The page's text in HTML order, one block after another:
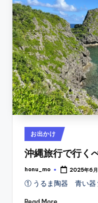
Posted
in
お出かけ
沖縄旅行で行く
Posted
honu_mo 2025年6
① うるま陶器 青い器
Read More